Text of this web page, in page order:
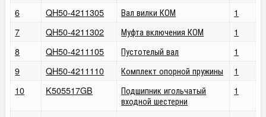
6
QH50-4211305 Вал вилки КОМ
1
7
QH50-4211302 Муфта включения КОМ
1
8
QH50-4211105 Пустотелый вал
1
9
QH50-4211110 Комплект опорной пружины
1
10
K505517GB
Подшипник игольчатый
входной шестерни
1